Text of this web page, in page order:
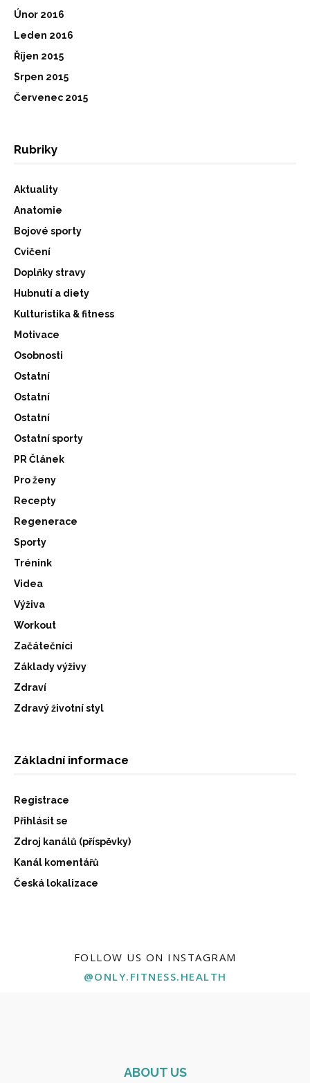
Únor 2016
Leden 2016
Říjen 2015
Srpen 2015
Červenec 2015
Rubriky
Aktuality
Anatomie
Bojové sporty
Cvičení
Doplňky stravy
Hubnutí a diety
Kulturistika & fitness
Motivace
Osobnosti
Ostatní
Ostatní
Ostatní
Ostatní sporty
PR Článek
Pro ženy
Recepty
Regenerace
Sporty
Trénink
Videa
Výživa
Workout
Začátečníci
Základy výživy
Zdraví
Zdravý životní styl
Základní informace
Registrace
Přihlásit se
Zdroj kanálů (příspěvky)
Kanál komentářů
Česká lokalizace
FOLLOW US ON INSTAGRAM
@ONLY.FITNESS.HEALTH
ABOUT US